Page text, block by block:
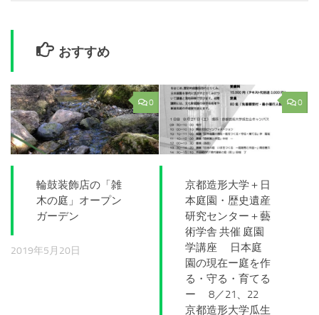
おすすめ
0
輪鼓装飾店の「雑
木の庭」オープン
ガーデン
2019年5月20日
0
京都造形大学＋日
本庭園・歴史遺産
研究センター＋藝
術学舎 共催 庭園
学講座 日本庭
園の現在ー庭を作
る・守る・育てる
ー 8／21、22
京都造形大学瓜生